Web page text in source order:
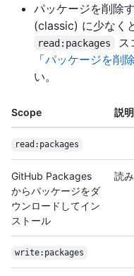
パッケージを削除
(classic) に少なく
read:packages
ス
「パッケージを削
い。
Scope 説明
read:packages
GitHub Packages
からパッケージをダ
ウンロードしてイン
ストール
読
write:packages